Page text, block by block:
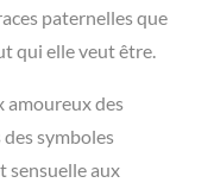
paternelles que
qui elle veut être.
amoureux des
symboles
sensuelle aux